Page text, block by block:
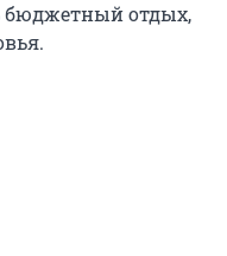
отдых,